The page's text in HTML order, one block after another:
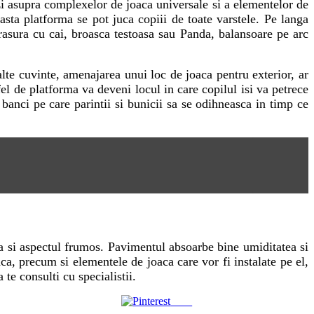
complexelor de joaca universale si a elementelor de
platforma se pot juca copiii de toate varstele. Pe langa
cu cai, broasca testoasa sau Panda, balansoare pe arc
cuvinte, amenajarea unui loc de joaca pentru exterior, ar
de platforma va deveni locul in care copilul isi va petrece
pe care parintii si bunicii sa se odihneasca in timp ce
aspectul frumos. Pavimentul absoarbe bine umiditatea si
precum si elementele de joaca care vor fi instalate pe el,
te consulti cu specialistii.
Save